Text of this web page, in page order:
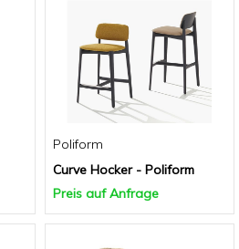
Poliform
Curve Hocker - Poliform
Preis auf Anfrage